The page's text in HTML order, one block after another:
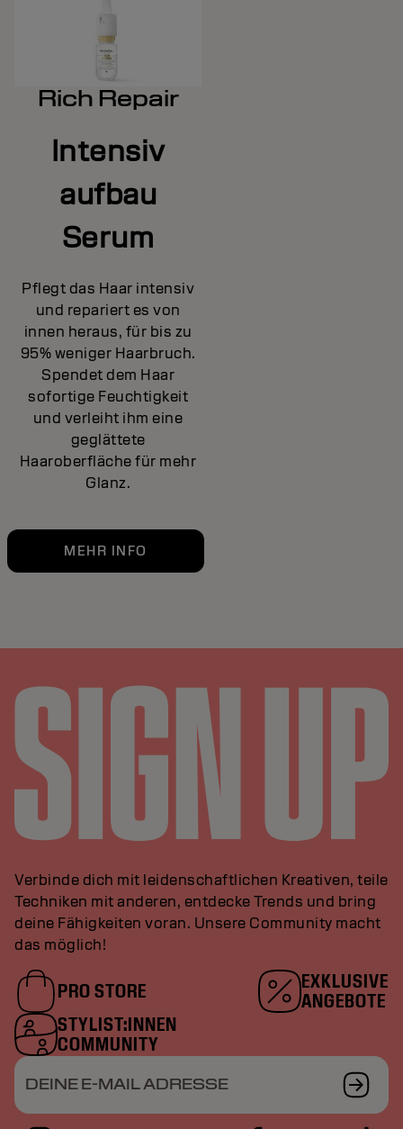
Rich Repair
Intensiv
aufbau
Serum
Pflegt das Haar intensiv
und repariert es von
innen heraus, für bis zu
95% weniger Haarbruch.
Spendet dem Haar
sofortige Feuchtigkeit
und verleiht ihm eine
geglättete
Haaroberfläche für mehr
Glanz.
MEHR INFO
Verbinde dich mit leidenschaftlichen Kreativen, teile
Techniken mit anderen, entdecke Trends und bring
deine Fähigkeiten voran. Unsere Community macht
das möglich!
PRO STORE
EXKLUSIVE
ANGEBOTE
STYLIST:INNEN
COMMUNITY
DEINE E-MAIL ADRESSE